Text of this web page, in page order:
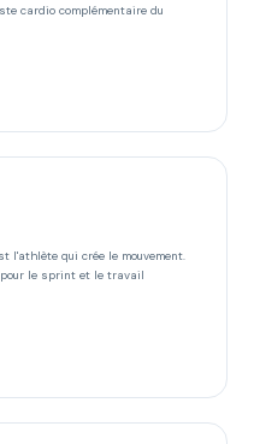
cardio complémentaire du
l'athlète qui crée le mouvement.
le sprint et le travail